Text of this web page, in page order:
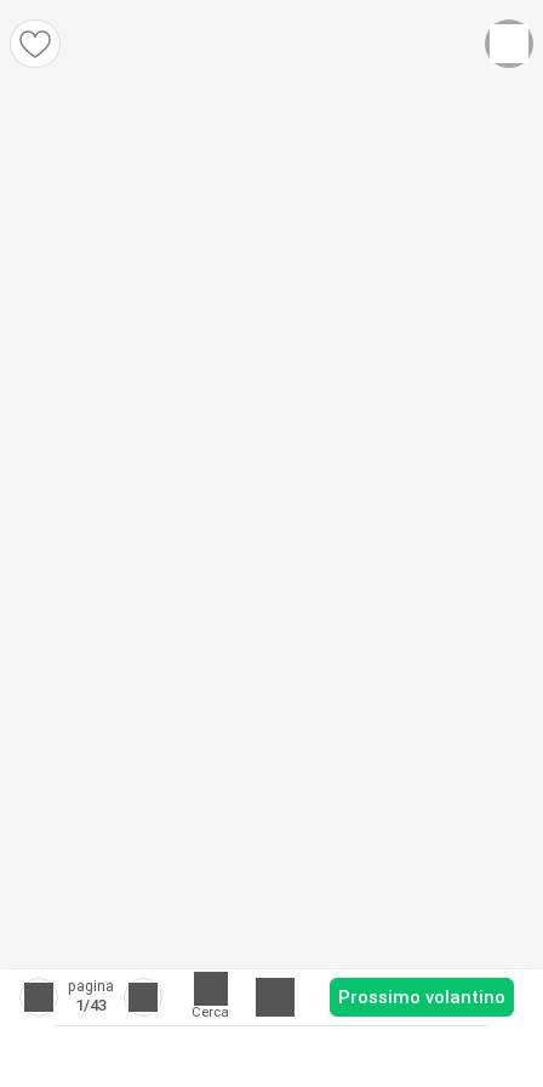
pagina
1/43 Cerca
Prossimo volantino